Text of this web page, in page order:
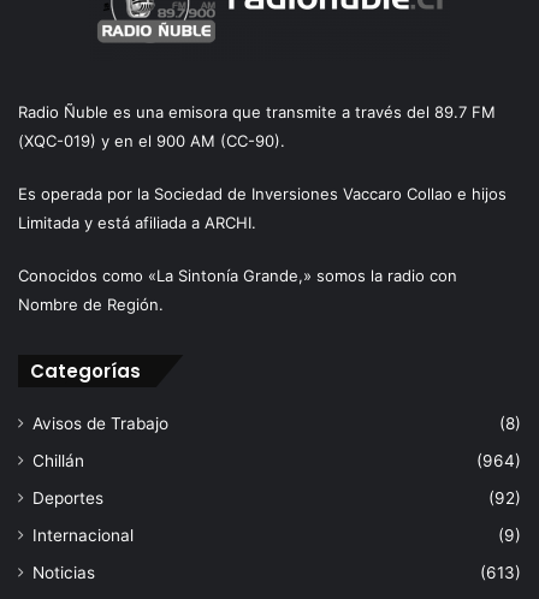
Radio Ñuble es una emisora que transmite a través del 89.7 FM
(XQC-019) y en el 900 AM (CC-90).
Es operada por la Sociedad de Inversiones Vaccaro Collao e hijos
Limitada y está afiliada a ARCHI.
Conocidos como «La Sintonía Grande,» somos la radio con
Nombre de Región.
Categorías
Avisos de Trabajo
(8)
Chillán
(964)
Deportes
(92)
Internacional
(9)
Noticias
(613)